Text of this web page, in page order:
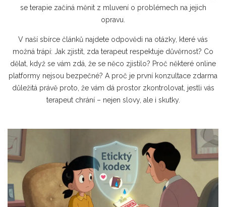
se terapie začíná měnit z mluvení o problémech na jejich
opravu.
V naší sbírce článků najdete odpovědi na otázky, které vás
možná trápí: Jak zjistit, zda terapeut respektuje důvěrnost? Co
dělat, když se vám zdá, že se něco zjistilo? Proč některé online
platformy nejsou bezpečné? A proč je první konzultace zdarma
důležitá právě proto, že vám dá prostor zkontrolovat, jestli vás
terapeut chrání – nejen slovy, ale i skutky.